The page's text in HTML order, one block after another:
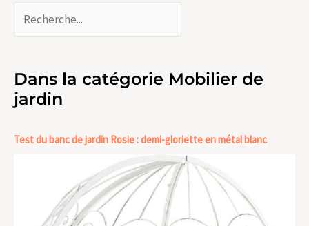
Dans la catégorie Mobilier de
jardin
Test du banc de jardin Rosie : demi-gloriette en métal blanc